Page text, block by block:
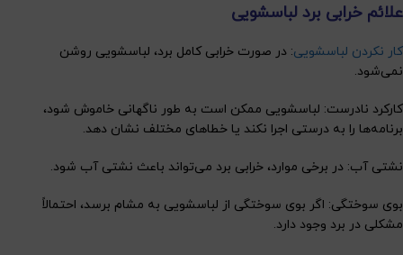
علائم خرابی برد لباسشویی
کار نکردن لباسشویی: در صورت خرابی کامل برد، لباسشویی روشن
نمی‌شود.
کارکرد نادرست: لباسشویی ممکن است به طور ناگهانی خاموش شود،
برنامه‌ها را به درستی اجرا نکند یا خطاهای مختلف نشان دهد.
نشتی آب: در برخی موارد، خرابی برد می‌تواند باعث نشتی آب شود.
بوی سوختگی: اگر بوی سوختگی از لباسشویی به مشام برسد، احتمالاً
مشکلی در برد وجود دارد.